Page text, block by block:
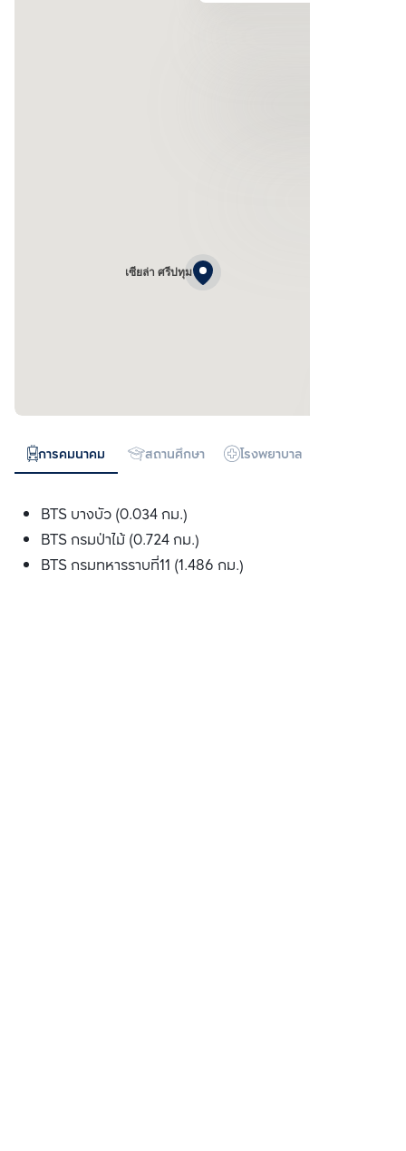
เซียล่า ศรีปทุม
การคมนาคม สถานศึกษา โรงพยาบาล
BTS บางบัว (0.034 กม.)
BTS กรมป่าไม้ (0.724 กม.)
BTS กรมทหารราบที่11 (1.486 กม.)